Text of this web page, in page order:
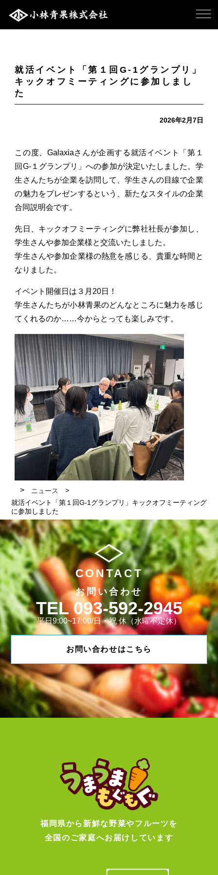
就活イベント「第１回G-1グランプリ」
キックオフミーティングに参加しまし
た
2026年2月7日
この度、Galaxiaさんが企画する就活イベント「第１
回G-１グランプリ」への参加が決定いたしました。学
生さんたちが企業を訪問して、学生さんの目線で企業
の魅力をプレゼンするという、新たなスタイルの企業
合同説明会です。
先日、キックオフミーティングに弊社社長が参加し、
学生さんや参加企業様と交流いたしました。
学生さんや参加企業様の熱意を感じる、貴重な時間と
なりました。
イベント開催日は３月20日！
学生さんたちが小林青果のどんなところに魅力を感じ
てくれるのか……今からとっても楽しみです。
ニュース
就活イベント「第１回G-1グランプリ」キックオフミーティング
に参加しました
CONTACT
お問い合わせ
093-592-2945
平日9:00~17:00/日・祝 休（水曜不定休）
お問い合わせはこちら
福岡県から新鮮な野菜やフルーツを
全国のご家庭へお届けしています